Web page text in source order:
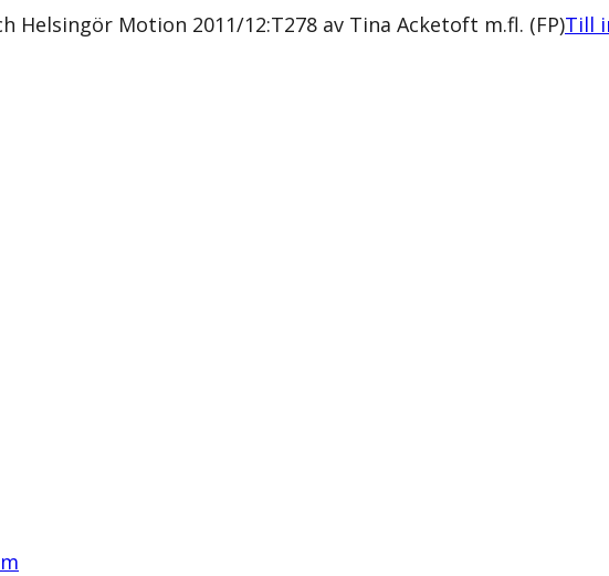
Helsingör Motion 2011/12:T278 av Tina Acketoft m.fl. (FP)Till